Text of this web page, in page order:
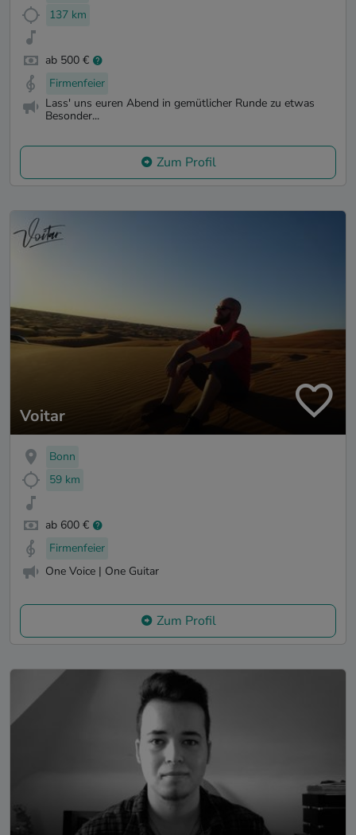
137 km
ab 500 €
Firmenfeier
Lass' uns euren Abend in gemütlicher Runde zu etwas
Besonder...
Zum Profil
Voitar
Bonn
59 km
ab 600 €
Firmenfeier
One Voice | One Guitar
Zum Profil